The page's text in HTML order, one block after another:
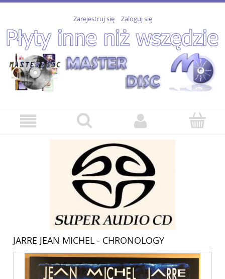
Zarejestruj się Zaloguj się
JARRE JEAN MICHEL - CHRONOLOGY